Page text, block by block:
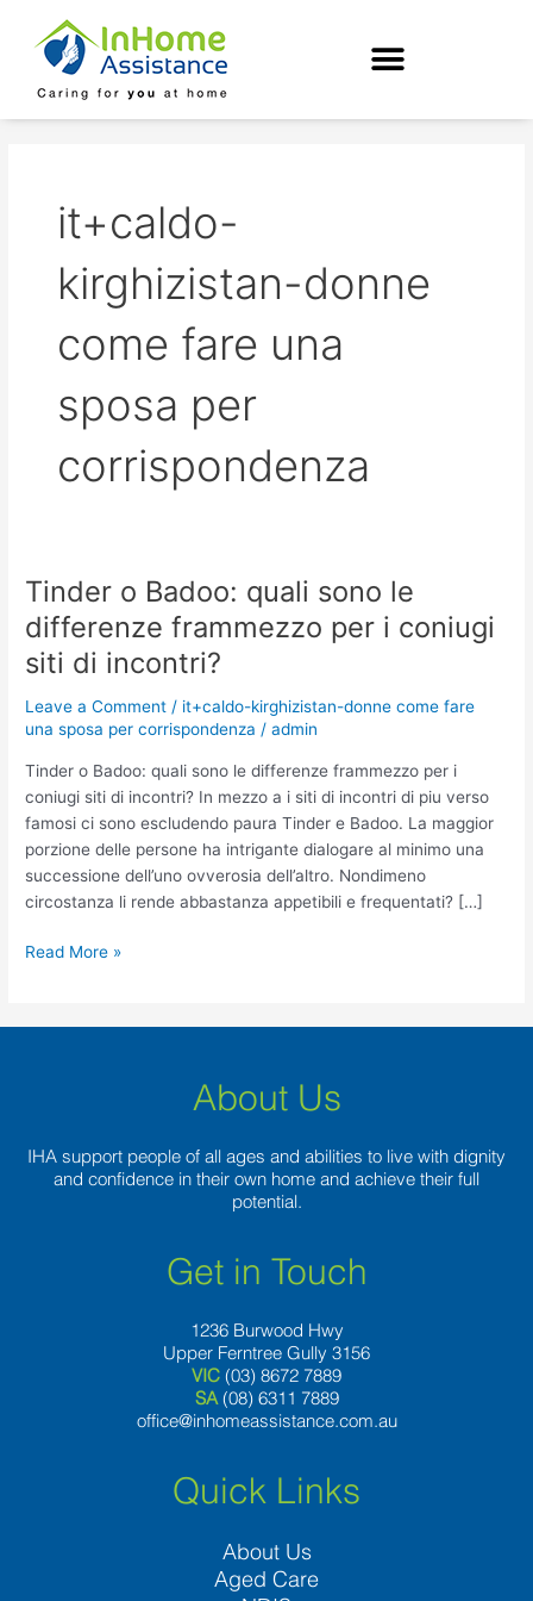
content
it+caldo-
kirghizistan-donne
come fare una
sposa per
corrispondenza
Tinder o Badoo: quali sono le
differenze frammezzo per i coniugi
siti di incontri?
Leave a Comment / it+caldo-kirghizistan-donne come fare
una sposa per corrispondenza /admin
Tinder o Badoo: quali sono le differenze frammezzo per i
coniugi siti di incontri? In mezzo a i siti di incontri di piu verso
famosi ci sono escludendo paura Tinder e Badoo. La maggior
porzione delle persone ha intrigante dialogare al minimo una
successione dell’uno ovverosia dell’altro. Nondimeno
circostanza li rende abbastanza appetibili e frequentati? […]
Tinder
Badoo:
quali
le
differenze
frammezzo
per
i
coniugi
siti
di
Read More »
About Us
IHA support people of all ages and abilities to live with dignity
and confidence in their own home and achieve their full
potential.
Get in Touch
1236 Burwood Hwy
Upper Ferntree Gully 3156
VIC (03) 8672 7889
SA (08) 6311 7889
office@inhomeassistance.com.au
Quick Links
About Us
Aged Care